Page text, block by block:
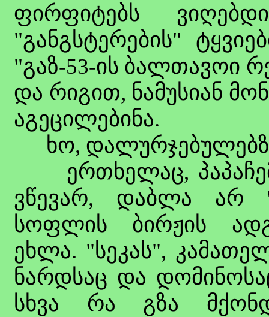
ფირფიტებს
"განგსტერების"
"გაზ-53-ის ბალთავოი
და რიგით, ნამუსიან
აგეცილებინა.
ხო,
ერთხელაც,
ვწევარ, დაბლა არ
სოფლის ბირჟის
ეხლა. "სეკას",
ნარდსაც და
სხვა რა გზა